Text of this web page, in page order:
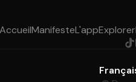
AccueilManifesteL'appExplorer